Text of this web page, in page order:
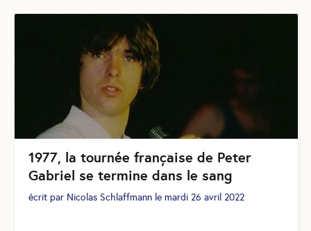
1977, la tournée française de Peter
Gabriel se termine dans le sang
écrit par Nicolas Schlaffmann le mardi 26 avril 2022